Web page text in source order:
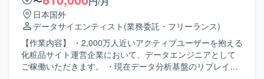
日本国外
データサイエンティスト (業務委託・フリーランス)
【作業内容】 ・2,000万人近いアクティブユーザーを抱える
化粧品サイト運営企業において、データエンジニアとして
ご稼働いただきます。 ・現在データ分析基盤のリプレイス